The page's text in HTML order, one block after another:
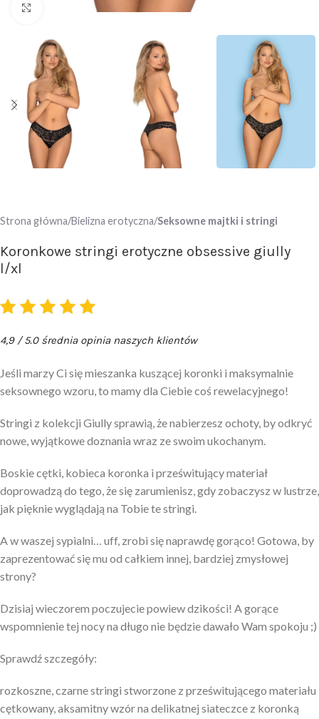
Click to enlarge
Strona główna Bielizna erotyczna Seksowne majtki i stringi
Koronkowe stringi erotyczne obsessive giully
l/xl
4,9 / 5.0 średnia opinia naszych klientów
Jeśli marzy Ci się mieszanka kuszącej koronki i maksymalnie
seksownego wzoru, to mamy dla Ciebie coś rewelacyjnego!
Stringi z kolekcji Giully sprawią, że nabierzesz ochoty, by odkryć
nowe, wyjątkowe doznania wraz ze swoim ukochanym.
Boskie cętki, kobieca koronka i prześwitujący materiał
doprowadzą do tego, że się zarumienisz, gdy zobaczysz w lustrze,
jak pięknie wyglądają na Tobie te stringi.
A w waszej sypialni… uff, zrobi się naprawdę gorąco! Gotowa, by
zaprezentować się mu od całkiem innej, bardziej zmysłowej
strony?
Dzisiaj wieczorem poczujecie powiew dzikości! A gorące
wspomnienie tej nocy na długo nie będzie dawało Wam spokoju ;)
Sprawdź szczegóły:
rozkoszne, czarne stringi stworzone z prześwitującego materiału
cętkowany, aksamitny wzór na delikatnej siateczce z koronką